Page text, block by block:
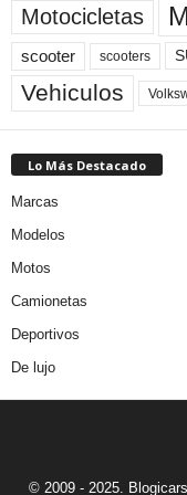
Motocicletas
scooter scooters
Vehiculos
Lo Más Destacado
Marcas
Modelos
Motos
Camionetas
Deportivos
De lujo
© 2009 - 2025.